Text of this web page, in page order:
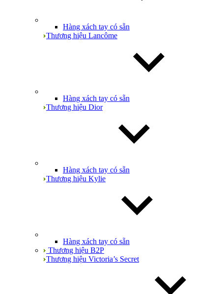
Hàng xách tay có sẵn
Thương hiệu Lancôme
Hàng xách tay có sẵn
Thương hiệu Dior
Hàng xách tay có sẵn
Thương hiệu Kylie
Hàng xách tay có sẵn
Thương hiệu B2P
Thương hiệu Victoria’s Secret